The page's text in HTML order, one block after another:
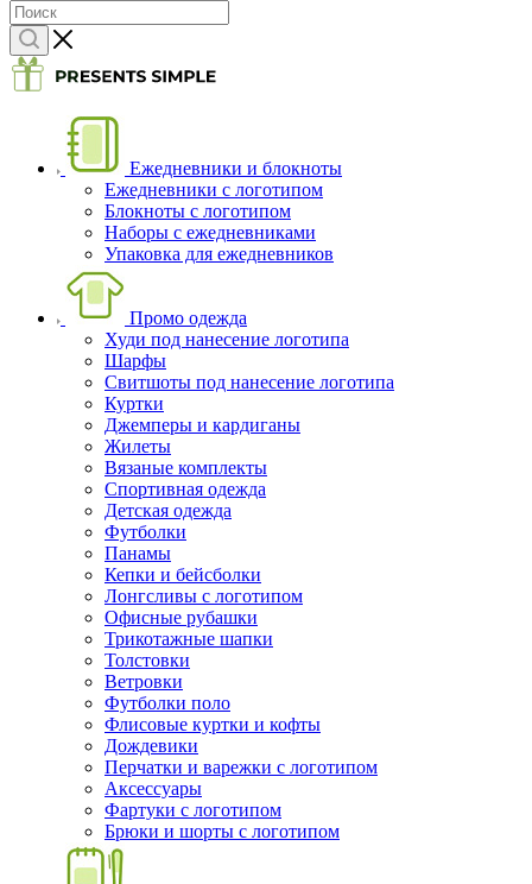
Ежедневники и блокноты
Ежедневники с логотипом
Блокноты с логотипом
Наборы с ежедневниками
Упаковка для ежедневников
Промо одежда
Худи под нанесение логотипа
Шарфы
Свитшоты под нанесение логотипа
Куртки
Джемперы и кардиганы
Жилеты
Вязаные комплекты
Спортивная одежда
Детская одежда
Футболки
Панамы
Кепки и бейсболки
Лонгсливы с логотипом
Офисные рубашки
Трикотажные шапки
Толстовки
Ветровки
Футболки поло
Флисовые куртки и кофты
Дождевики
Перчатки и варежки с логотипом
Аксессуары
Фартуки с логотипом
Брюки и шорты с логотипом